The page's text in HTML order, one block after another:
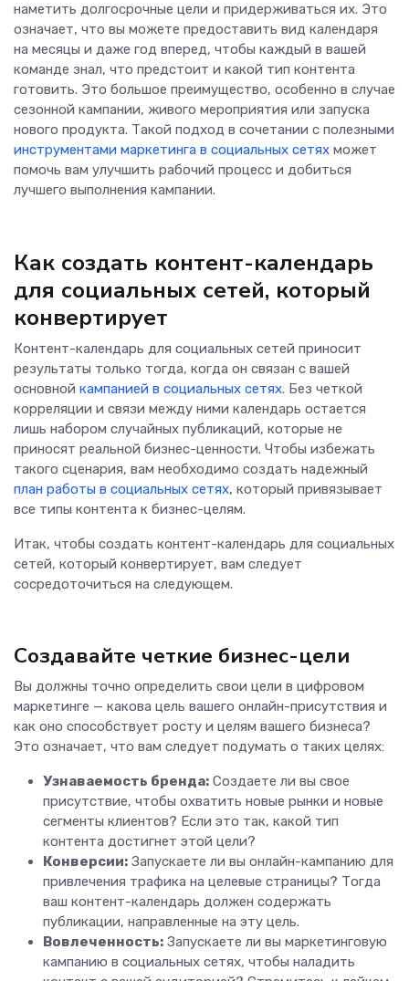
наметить долгосрочные цели и придерживаться их. Это
означает, что вы можете предоставить вид календаря
на месяцы и даже год вперед, чтобы каждый в вашей
команде знал, что предстоит и какой тип контента
готовить. Это большое преимущество, особенно в случае
сезонной кампании, живого мероприятия или запуска
нового продукта. Такой подход в сочетании с полезными
инструментами маркетинга в социальных сетях может
помочь вам улучшить рабочий процесс и добиться
лучшего выполнения кампании.
Как создать контент-календарь
для социальных сетей, который
конвертирует
Контент-календарь для социальных сетей приносит
результаты только тогда, когда он связан с вашей
основной кампанией в социальных сетях. Без четкой
корреляции и связи между ними календарь остается
лишь набором случайных публикаций, которые не
приносят реальной бизнес-ценности. Чтобы избежать
такого сценария, вам необходимо создать надежный
план работы в социальных сетях, который привязывает
все типы контента к бизнес-целям.
Итак, чтобы создать контент-календарь для социальных
сетей, который конвертирует, вам следует
сосредоточиться на следующем.
Создавайте четкие бизнес-цели
Вы должны точно определить свои цели в цифровом
маркетинге — какова цель вашего онлайн-присутствия и
как оно способствует росту и целям вашего бизнеса?
Это означает, что вам следует подумать о таких целях:
Узнаваемость бренда: Создаете ли вы свое
присутствие, чтобы охватить новые рынки и новые
сегменты клиентов? Если это так, какой тип
контента достигнет этой цели?
Конверсии: Запускаете ли вы онлайн-кампанию для
привлечения трафика на целевые страницы? Тогда
ваш контент-календарь должен содержать
публикации, направленные на эту цель.
Вовлеченность: Запускаете ли вы маркетинговую
кампанию в социальных сетях, чтобы наладить